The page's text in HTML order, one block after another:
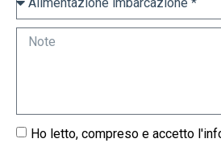
Ho letto, compreso e accetto l'